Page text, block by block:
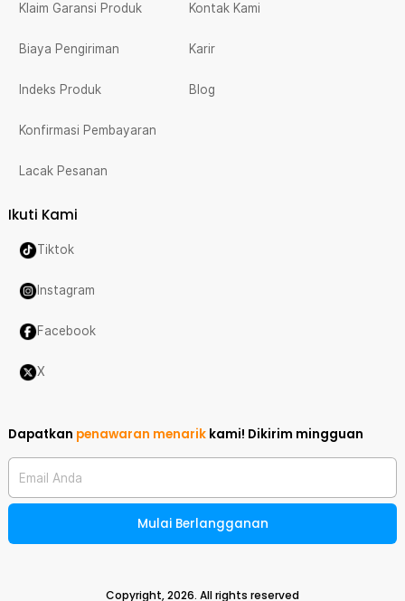
Klaim Garansi Produk
Biaya Pengiriman
Indeks Produk
Konfirmasi Pembayaran
Lacak Pesanan
Kontak Kami
Karir
Blog
Ikuti Kami
Tiktok
Instagram
Facebook
X
Dapatkan penawaran menarik kami! Dikirim mingguan
Email Anda
Mulai Berlangganan
Copyright,2026. All rights reserved